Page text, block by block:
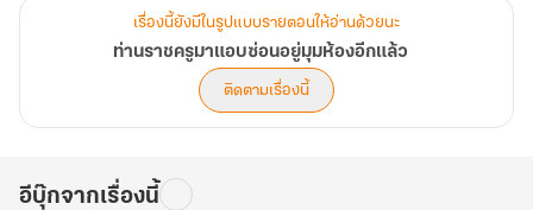
สำหรับเขา นางมีวิธีพิเศษ...นางจะหยอกเย้า ยั่วยวน ใช้ร่างกายอันงดงาม
นี้ทำให้คนหวงตัวอย่างเขาตกหลุมรัก จะกักขัง กดขี่ ทำทุกวิถีทางให้เขา
ไม่รัก ไม่แยแส ไม่ยอมพยักหน้ายินยอมให้นางเช่นนั้นหรือ ได้! มาลองดู
เรื่องนี้ยังมีในรูปแบบรายตอนให้อ่านด้วยนะ
ท่านราชครูมาแอบซ่อนอยู่มุมห้องอีกแล้ว
ติดตามเรื่องนี้
อีบุ๊กจากเรื่องนี้